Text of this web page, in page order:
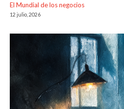
El Mundial de los negocios
12 julio, 2026